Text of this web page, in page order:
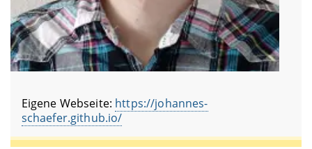
Eigene Webseite: https://johannes-
schaefer.github.io/